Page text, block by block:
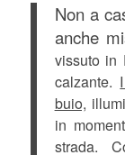
Non a
anche
vissuto in
calzante.
buio,
in
strada.